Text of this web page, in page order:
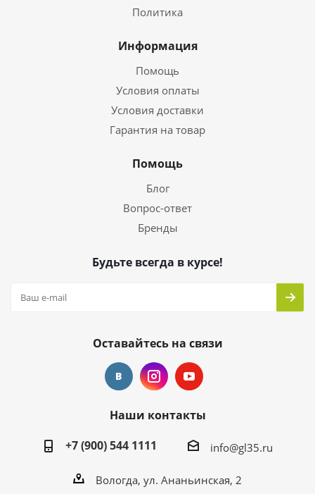
Политика
Информация
Помощь
Условия оплаты
Условия доставки
Гарантия на товар
Помощь
Блог
Вопрос-ответ
Бренды
Будьте всегда в курсе!
Оставайтесь на связи
Наши контакты
+7 (900) 544 1111
info@gl35.ru
Вологда, ул. Ананьинская, 2